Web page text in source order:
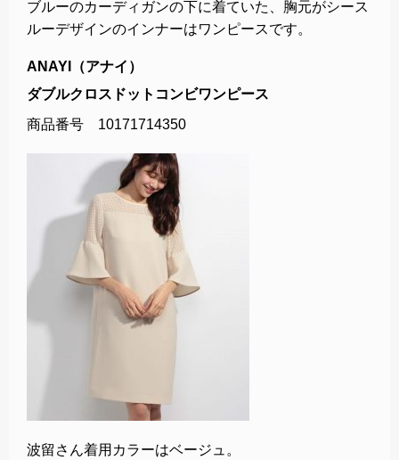
ブルーのカーディガンの下に着ていた、胸元がシース
ルーデザインのインナーはワンピースです。
ANAYI（アナイ）
ダブルクロスドットコンビワンピース
商品番号 10171714350
波留さん着用カラーはベージュ。